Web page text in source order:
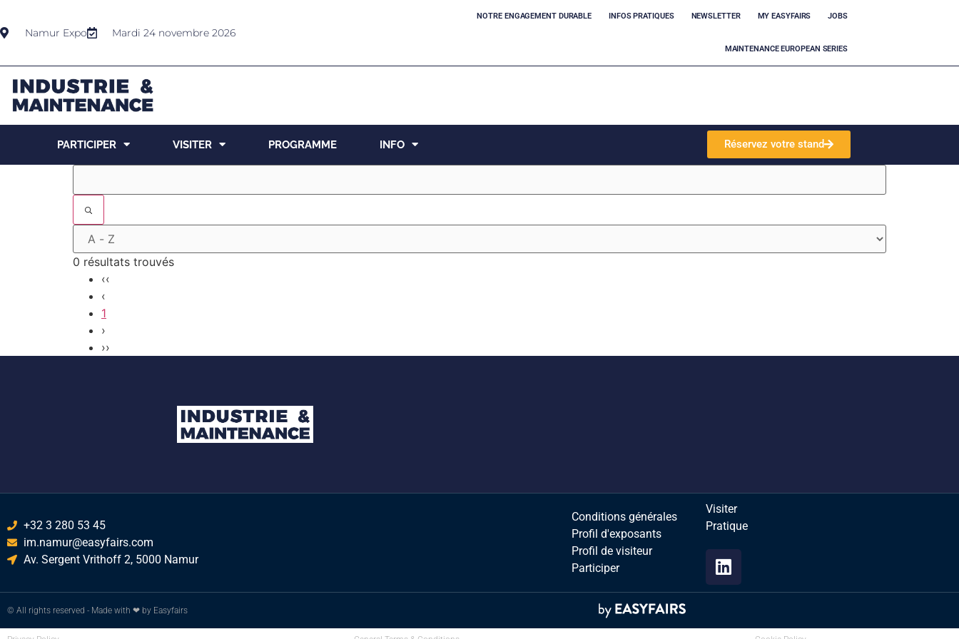
Namur Expo Mardi 24 novembre 2026
NOTRE ENGAGEMENT DURABLE INFOS PRATIQUES NEWSLETTER MY EASYFAIRS JOBS
MAINTENANCE EUROPEAN SERIES
PARTICIPER VISITER PROGRAMME INFO Réservez votre stand
0 résultats trouvés
‹‹
‹
1
›
››
+32 3 280 53 45
im.namur@easyfairs.com
Av. Sergent Vrithoff 2, 5000 Namur
Conditions générales
Profil d'exposants
Profil de visiteur
Participer
Visiter
Pratique
© All rights reserved - Made with ❤ by Easyfairs